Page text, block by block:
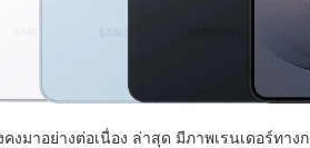
งมาอย่างต่อเนื่อง ล่าสุด มีภาพเรนเดอร์ทาง